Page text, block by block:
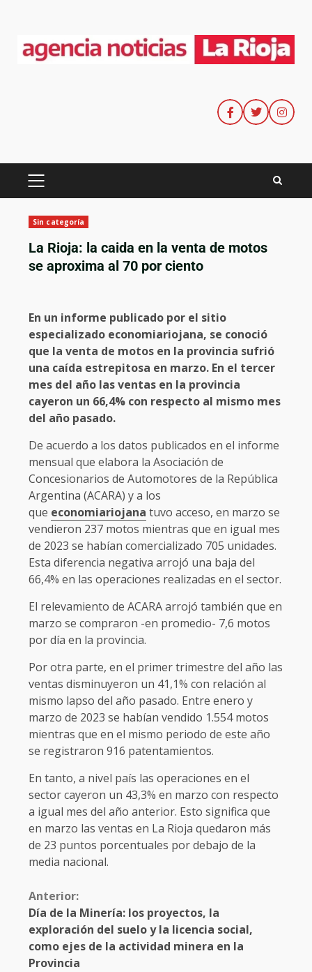
Sin categoría
La Rioja: la caida en la venta de motos
se aproxima al 70 por ciento
En un informe publicado por el sitio
especializado economiariojana, se conoció
que la venta de motos en la provincia sufrió
una caída estrepitosa en marzo. En el tercer
mes del año las ventas en la provincia
cayeron un 66,4% con respecto al mismo mes
del año pasado.
De acuerdo a los datos publicados en el informe
mensual que elabora la Asociación de
Concesionarios de Automotores de la República
Argentina (ACARA) y a los
que economiariojana tuvo acceso, en marzo se
vendieron 237 motos mientras que en igual mes
de 2023 se habían comercializado 705 unidades.
Esta diferencia negativa arrojó una baja del
66,4% en las operaciones realizadas en el sector.
El relevamiento de ACARA arrojó también que en
marzo se compraron -en promedio- 7,6 motos
por día en la provincia.
Por otra parte, en el primer trimestre del año las
ventas disminuyeron un 41,1% con relación al
mismo lapso del año pasado. Entre enero y
marzo de 2023 se habían vendido 1.554 motos
mientras que en el mismo periodo de este año
se registraron 916 patentamientos.
En tanto, a nivel país las operaciones en el
sector cayeron un 43,3% en marzo con respecto
a igual mes del año anterior. Esto significa que
en marzo las ventas en La Rioja quedaron más
de 23 puntos porcentuales por debajo de la
media nacional.
Anterior:
Día de la Minería: los proyectos, la
exploración del suelo y la licencia social,
como ejes de la actividad minera en la
Provincia